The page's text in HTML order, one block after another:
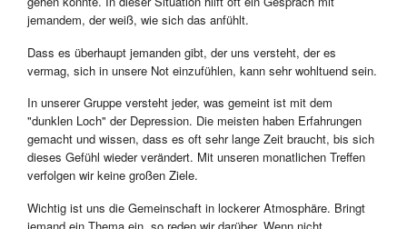
jemandem, der weiß, wie sich das anfühlt.
Dass es überhaupt jemanden gibt, der uns versteht, der es
vermag, sich in unsere Not einzufühlen, kann sehr wohltuend sein.
In unserer Gruppe versteht jeder, was gemeint ist mit dem
"dunklen Loch" der Depression. Die meisten haben Erfahrungen
gemacht und wissen, dass es oft sehr lange Zeit braucht, bis sich
dieses Gefühl wieder verändert. Mit unseren monatlichen Treffen
verfolgen wir keine großen Ziele.
Wichtig ist uns die Gemeinschaft in lockerer Atmosphäre. Bringt